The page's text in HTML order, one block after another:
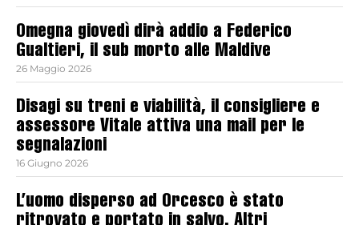
Omegna giovedì dirà addio a Federico
Gualtieri, il sub morto alle Maldive
26 Maggio 2026
Disagi su treni e viabilità, il consigliere e
assessore Vitale attiva una mail per le
segnalazioni
16 Giugno 2026
L’uomo disperso ad Orcesco è stato